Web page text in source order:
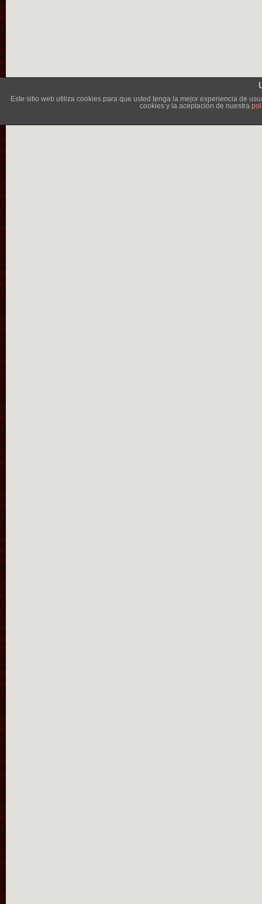
Este sitio web utiliza cookies para que usted tenga la mejor experiencia de
cookies y la aceptación de nuestra